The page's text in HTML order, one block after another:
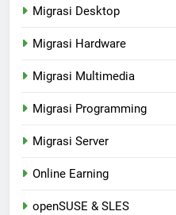
Migrasi Desktop
Migrasi Hardware
Migrasi Multimedia
Migrasi Programming
Migrasi Server
Online Earning
openSUSE & SLES